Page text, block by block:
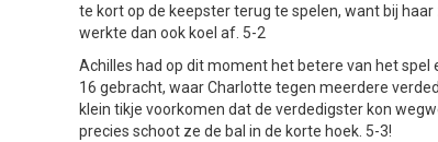
te kort op de keepster terug te spelen, want bij
werkte dan ook koel af. 5-2
Achilles had op dit moment het betere van het
16 gebracht, waar Charlotte tegen meerdere
klein tikje voorkomen dat de verdedigster kon
precies schoot ze de bal in de korte hoek. 5-3!